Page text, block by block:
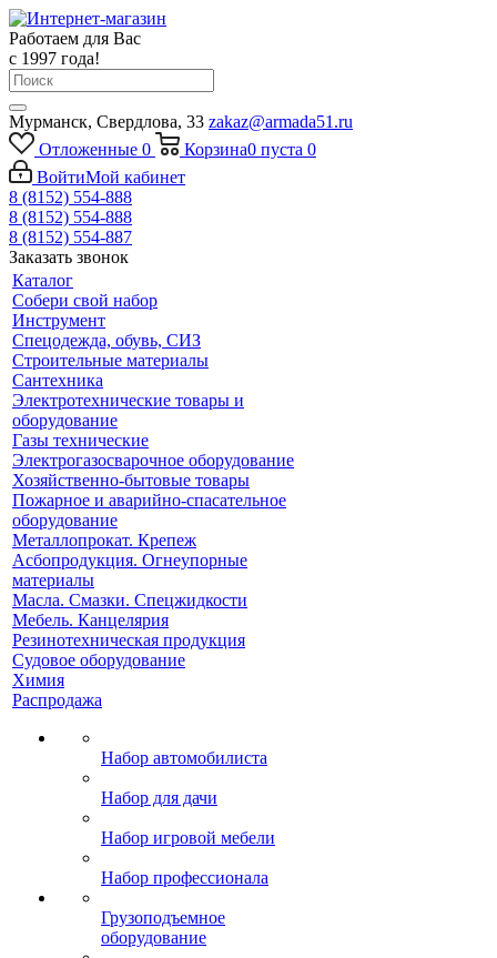
Работаем для Вас
с 1997 года!
Мурманск, Свердлова, 33 zakaz@armada51.ru
Отложенные 0 Корзина0 пуста 0
ВойтиМой кабинет
8 (8152) 554-888
8 (8152) 554-888
8 (8152) 554-887
Заказать звонок
Каталог
Собери свой набор
Инструмент
Спецодежда, обувь, СИЗ
Строительные материалы
Сантехника
Электротехнические товары и
оборудование
Газы технические
Электрогазосварочное оборудование
Хозяйственно-бытовые товары
Пожарное и аварийно-спасательное
оборудование
Металлопрокат. Крепеж
Асбопродукция. Огнеупорные
материалы
Масла. Смазки. Спецжидкости
Мебель. Канцелярия
Резинотехническая продукция
Судовое оборудование
Химия
Распродажа
Набор автомобилиста
Набор для дачи
Набор игровой мебели
Набор профессионала
Грузоподъемное
оборудование